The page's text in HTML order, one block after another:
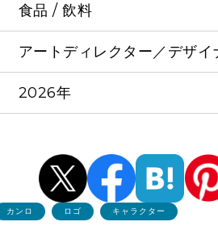
食品 / 飲料
アートディレクター／デザイ
2026年
カンロ ロゴ キャラクター